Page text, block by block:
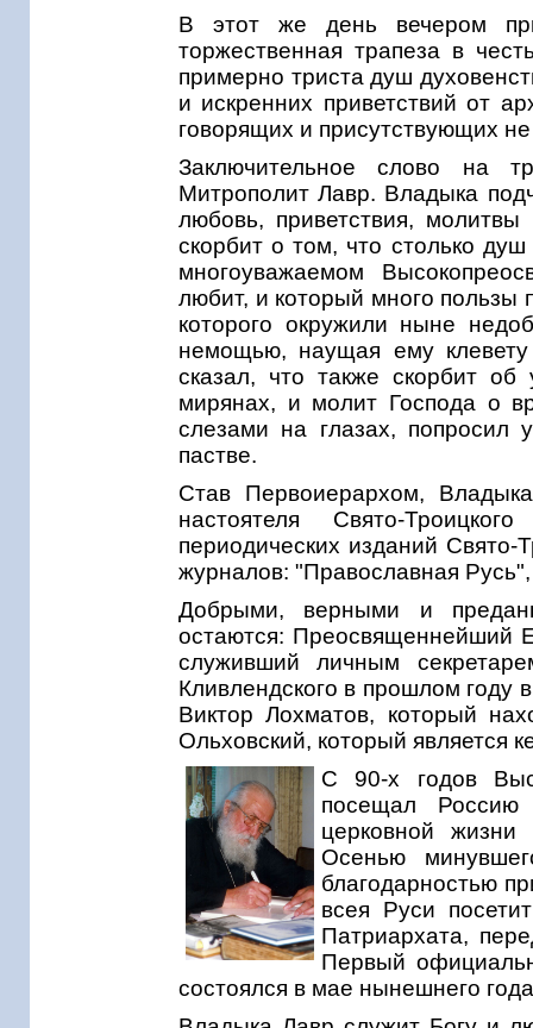
В этот же день вечером
торжественная трапеза в
примерно триста душ
и искренних приветствий от
говорящих и присутствующих
Заключительное слово на
Митрополит Лавр. Владыка
любовь, приветствия,
скорбит о том, что столько
многоуважаемом
любит, и который много пользы
которого окружили ныне
немощью, наущая ему
сказал, что также скорбит
мирянах, и молит Господа о
слезами на глазах,
пастве.
Став Первоиерархом,
настоятеля Свято-
периодических изданий
журналов: "Православная
Добрыми, верными и
остаются: Преосвященнейший
служивший личным
Кливлендского в прошлом году
Виктор Лохматов, который
Ольховский, который является
С 90-х годов
посещал
церковной
Осенью
благодарностью
всея Руси
Патриархата,
Первый
состоялся в мае нынешнего